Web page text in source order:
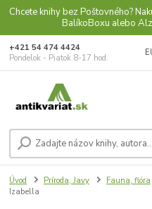
Chcete knihy bez Poštovného?
BalíkoBoxu alebo
+421 54 474 4424
Pondelok - Piatok 8-17 hod.
Úvod Príroda, Javy Fauna, flóra
Izabella